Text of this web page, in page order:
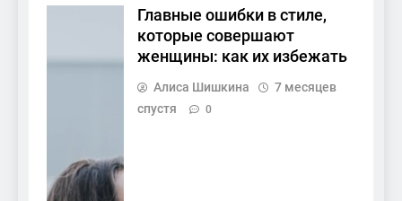
Главные ошибки в стиле,
которые совершают
женщины: как их избежать
Алиса Шишкина
7 месяцев
спустя
0